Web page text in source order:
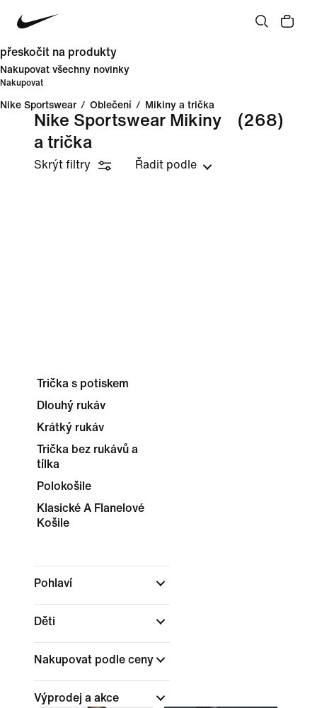
přeskočit na produkty
Nakupovat všechny novinky
Nakupovat
Nike Sportswear / Oblečení / Mikiny a trička
Nike Sportswear Mikiny
a trička
(268)
Skrýt filtry Řadit podle
Trička s potiskem
Dlouhý rukáv
Krátký rukáv
Trička bez rukávů a
tílka
Polokošile
Klasické A Flanelové
Košile
Pohlaví
Děti
Nakupovat podle ceny
Výprodej a akce